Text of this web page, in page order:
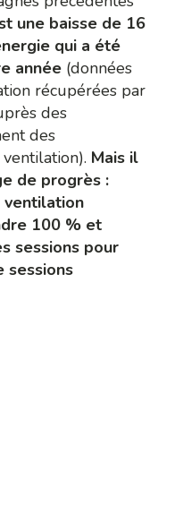
une baisse de 16
qui a été
année (données
récupérées par
des
des
Mais il
de progrès :
100 % et
sessions pour
sessions